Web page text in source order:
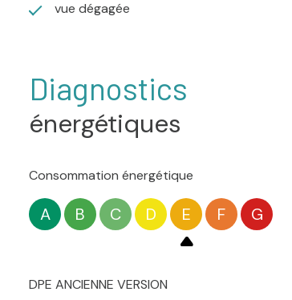
vue dégagée
Diagnostics
énergétiques
Consommation énergétique
A B C D E F G
DPE ANCIENNE VERSION